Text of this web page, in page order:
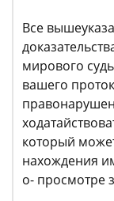
Все
мирового
вашего
который
нахождения
о- просмотре